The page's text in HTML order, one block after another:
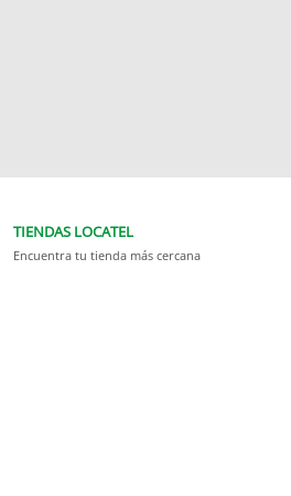
TIENDAS LOCATEL
Encuentra tu tienda más cercana